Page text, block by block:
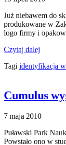
Już niebawem do
produkowane w
logo firmy i
Czytaj dalej
Tagi identyfikacja
Cumulus
7 maja 2010
Puławski Park
Powstało ono w